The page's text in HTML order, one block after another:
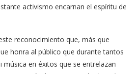
activismo encarnan el espíritu de
reconocimiento que, más que
honra al público que durante tantos
en éxitos que se entrelazan